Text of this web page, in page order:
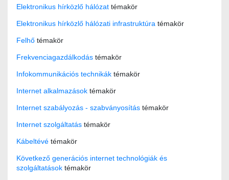
Elektronikus hírközlő hálózat témakör
Elektronikus hírközlő hálózati infrastruktúra témakör
Felhő témakör
Frekvenciagazdálkodás témakör
Infokommunikációs technikák témakör
Internet alkalmazások témakör
Internet szabályozás - szabványosítás témakör
Internet szolgáltatás témakör
Kábeltévé témakör
Következő generációs internet technológiák és
szolgáltatások témakör